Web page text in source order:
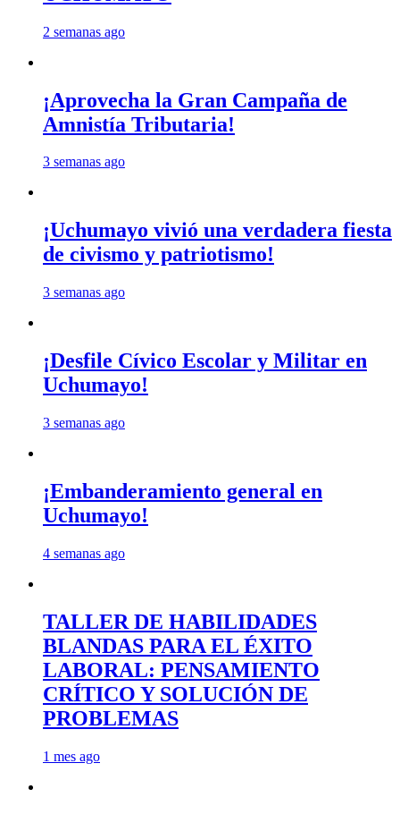
2 semanas ago
¡Aprovecha la Gran Campaña de
Amnistía Tributaria!
3 semanas ago
¡Uchumayo vivió una verdadera fiesta
de civismo y patriotismo!
3 semanas ago
¡Desfile Cívico Escolar y Militar en
Uchumayo!
3 semanas ago
¡Embanderamiento general en
Uchumayo!
4 semanas ago
TALLER DE HABILIDADES
BLANDAS PARA EL ÉXITO
LABORAL: PENSAMIENTO
CRÍTICO Y SOLUCIÓN DE
PROBLEMAS
1 mes ago